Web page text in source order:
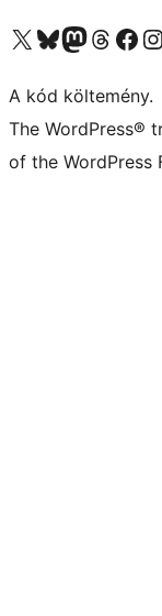
Visit our X (formerly Twitter) account
Visit our Bluesky account
TwitterVisit our Threads
A kód költemény.
The WordPress®
of the WordPress